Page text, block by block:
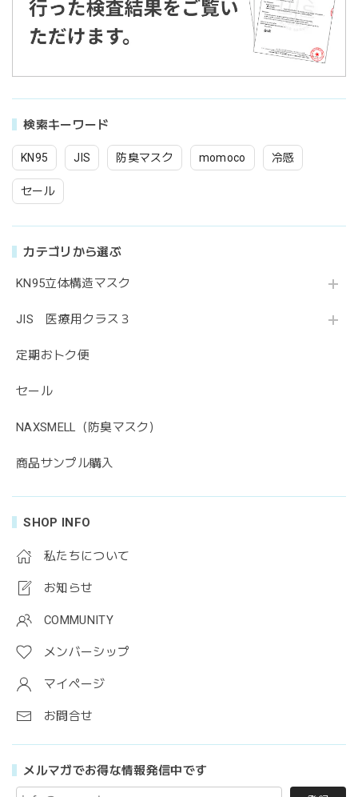
検索キーワード
KN95 JIS 防臭マスク momoco 冷感
セール
カテゴリから選ぶ
KN95立体構造マスク
JIS 医療用クラス３
定期おトク便
セール
NAXSMELL（防臭マスク）
商品サンプル購入
SHOP INFO
私たちについて
お知らせ
COMMUNITY
メンバーシップ
マイページ
お問合せ
メルマガでお得な情報発信中です